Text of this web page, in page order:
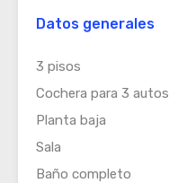
Datos generales
3 pisos
Cochera para 3 autos
Planta baja
Sala
Baño completo